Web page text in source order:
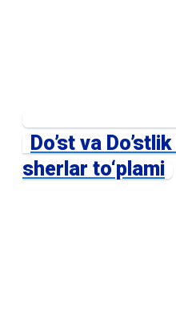
Do’st va
sherlar to‘plami